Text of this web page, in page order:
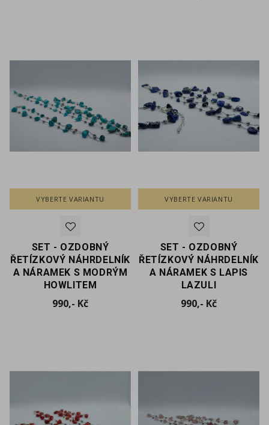
VYBERTE VARIANTU
SET - OZDOBNÝ
ŘETÍZKOVÝ NÁHRDELNÍK
A NÁRAMEK S MODRÝM
HOWLITEM
990,- KčCena
VYBERTE VARIANTU
SET - OZDOBNÝ
ŘETÍZKOVÝ NÁHRDELNÍK
A NÁRAMEK S LAPIS
LAZULI
990,- KčCena